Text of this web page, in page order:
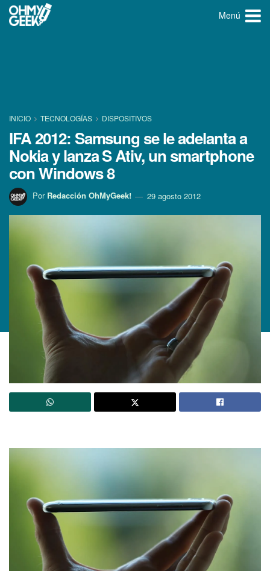
Menú
INICIO TECNOLOGÍ­AS DISPOSITIVOS
IFA 2012: Samsung se le adelanta a
Nokia y lanza S Ativ, un smartphone
con Windows 8
Por Redacción OhMyGeek! 29 agosto 2012